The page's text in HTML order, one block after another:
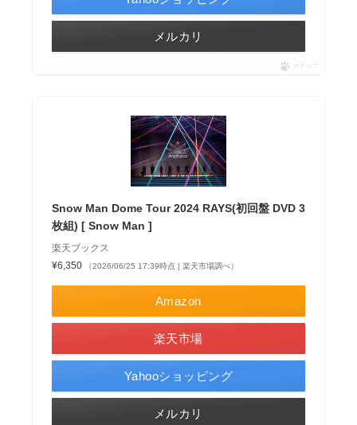
メルカリ
ポチップ
Snow Man Dome Tour 2024 RAYS(初回盤 DVD 3
枚組) [ Snow Man ]
楽天ブックス
¥6,350
（2026/06/25 17:39時点 | 楽天市場調べ）
Amazon
楽天市場
Yahooショッピング
メルカリ